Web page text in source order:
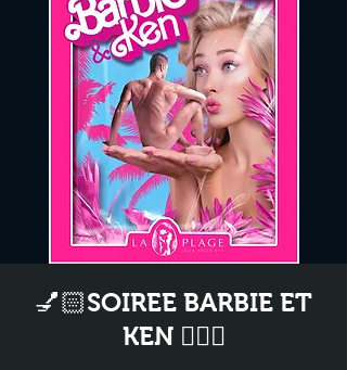
💅🏻SOIREE BARBIE ET
KEN 👱🏻‍♂️